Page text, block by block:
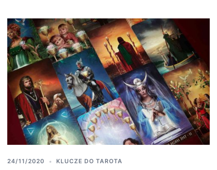
24/11/2020 KLUCZE DO TAROTA